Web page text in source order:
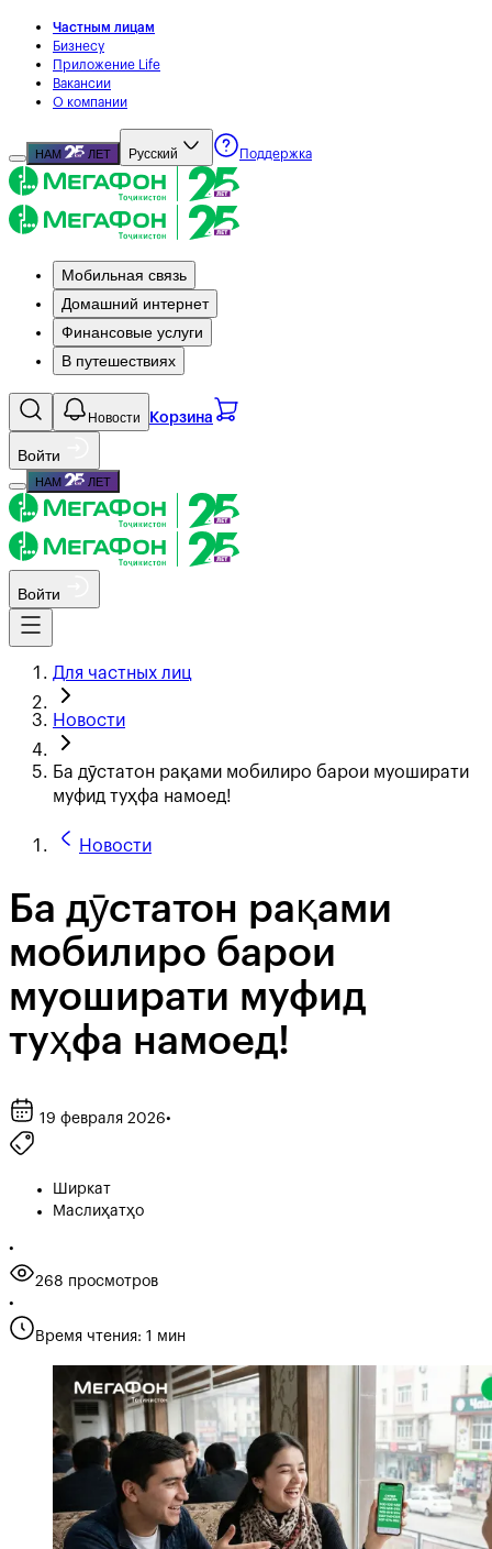
Частным лицам
Бизнесу
Приложение Life
Вакансии
О компании
НАМ ЛЕТ Русский Поддержка
Мобильная связь
Домашний интернет
Финансовые услуги
В путешествиях
Новости Корзина
Войти
НАМ ЛЕТ
Войти
Для частных лиц
Новости
Ба дӯстатон рақами мобилиро барои муоширати
муфид туҳфа намоед!
Новости
Ба дӯстатон рақами
мобилиро барои
муоширати муфид
туҳфа намоед!
19 февраля 2026•
Ширкат
Маслиҳатҳо
•
268 просмотров
•
Время чтения: 1 мин